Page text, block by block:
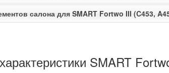
салона для SMART Fortwo III (C453,
SMART